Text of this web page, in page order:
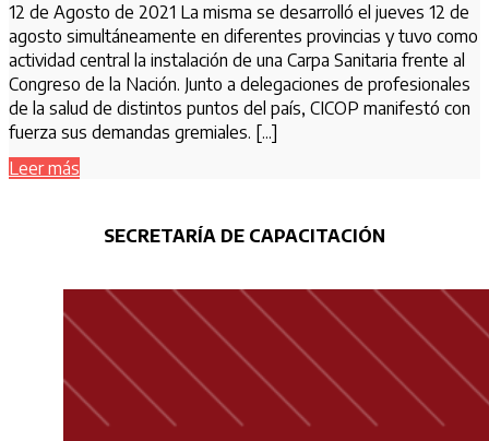
12 de Agosto de 2021 La misma se desarrolló el jueves 12 de
agosto simultáneamente en diferentes provincias y tuvo como
actividad central la instalación de una Carpa Sanitaria frente al
Congreso de la Nación. Junto a delegaciones de profesionales
de la salud de distintos puntos del país, CICOP manifestó con
fuerza sus demandas gremiales. [...]
Leer más
SECRETARÍA DE CAPACITACIÓN